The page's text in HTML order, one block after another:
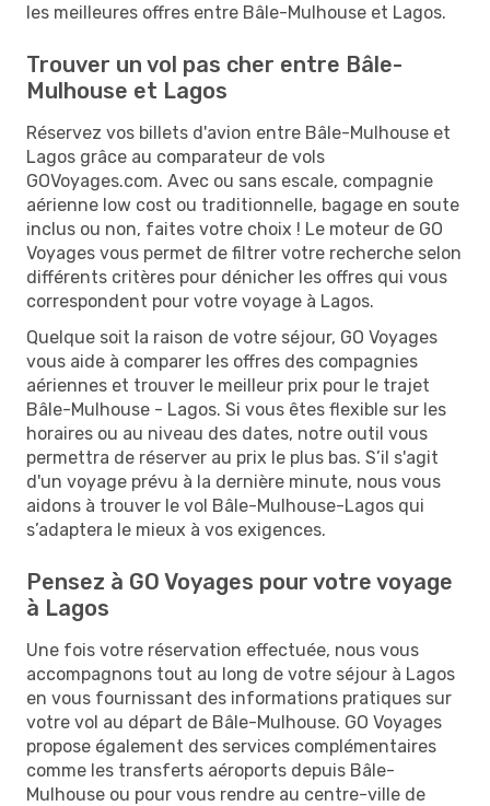
les meilleures offres entre Bâle-Mulhouse et Lagos.
Trouver un vol pas cher entre Bâle-
Mulhouse et Lagos
Réservez vos billets d'avion entre Bâle-Mulhouse et
Lagos grâce au comparateur de vols
GOVoyages.com. Avec ou sans escale, compagnie
aérienne low cost ou traditionnelle, bagage en soute
inclus ou non, faites votre choix ! Le moteur de GO
Voyages vous permet de filtrer votre recherche selon
différents critères pour dénicher les offres qui vous
correspondent pour votre voyage à Lagos.
Quelque soit la raison de votre séjour, GO Voyages
vous aide à comparer les offres des compagnies
aériennes et trouver le meilleur prix pour le trajet
Bâle-Mulhouse - Lagos. Si vous êtes flexible sur les
horaires ou au niveau des dates, notre outil vous
permettra de réserver au prix le plus bas. S’il s'agit
d'un voyage prévu à la dernière minute, nous vous
aidons à trouver le vol Bâle-Mulhouse-Lagos qui
s’adaptera le mieux à vos exigences.
Pensez à GO Voyages pour votre voyage
à Lagos
Une fois votre réservation effectuée, nous vous
accompagnons tout au long de votre séjour à Lagos
en vous fournissant des informations pratiques sur
votre vol au départ de Bâle-Mulhouse. GO Voyages
propose également des services complémentaires
comme les transferts aéroports depuis Bâle-
Mulhouse ou pour vous rendre au centre-ville de